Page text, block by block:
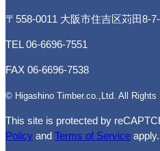
〒558-0011 大阪市住吉区苅田8-
TEL 06-6696-7551
FAX 06-6696-7538
© Higashino Timber.co.,Ltd. All Rights
This site is protected by
Policy and Terms of Service apply.